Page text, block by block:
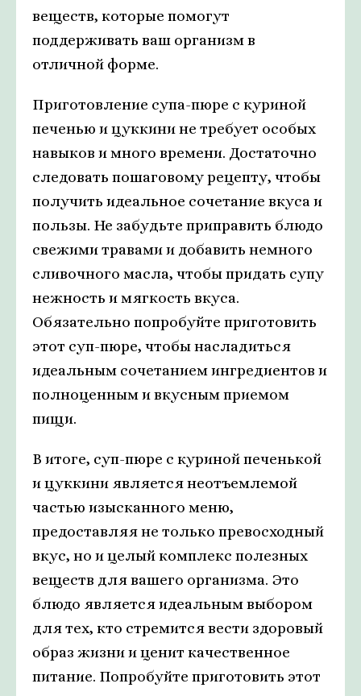
веществ, которые помогут
поддерживать ваш организм в
отличной форме.
Приготовление супа-пюре с куриной
печенью и цуккини не требует особых
навыков и много времени. Достаточно
следовать пошаговому рецепту, чтобы
получить идеальное сочетание вкуса и
пользы. Не забудьте приправить блюдо
свежими травами и добавить немного
сливочного масла, чтобы придать супу
нежность и мягкость вкуса.
Обязательно попробуйте приготовить
этот суп-пюре, чтобы насладиться
идеальным сочетанием ингредиентов и
полноценным и вкусным приемом
пищи.
В итоге, суп-пюре с куриной печенькой
и цуккини является неотъемлемой
частью изысканного меню,
предоставляя не только превосходный
вкус, но и целый комплекс полезных
веществ для вашего организма. Это
блюдо является идеальным выбором
для тех, кто стремится вести здоровый
образ жизни и ценит качественное
питание. Попробуйте приготовить этот